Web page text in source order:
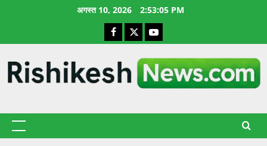
अगस्त 10, 2026 2:53:06 PM
Facebook
X YouTube
प्राथमिक